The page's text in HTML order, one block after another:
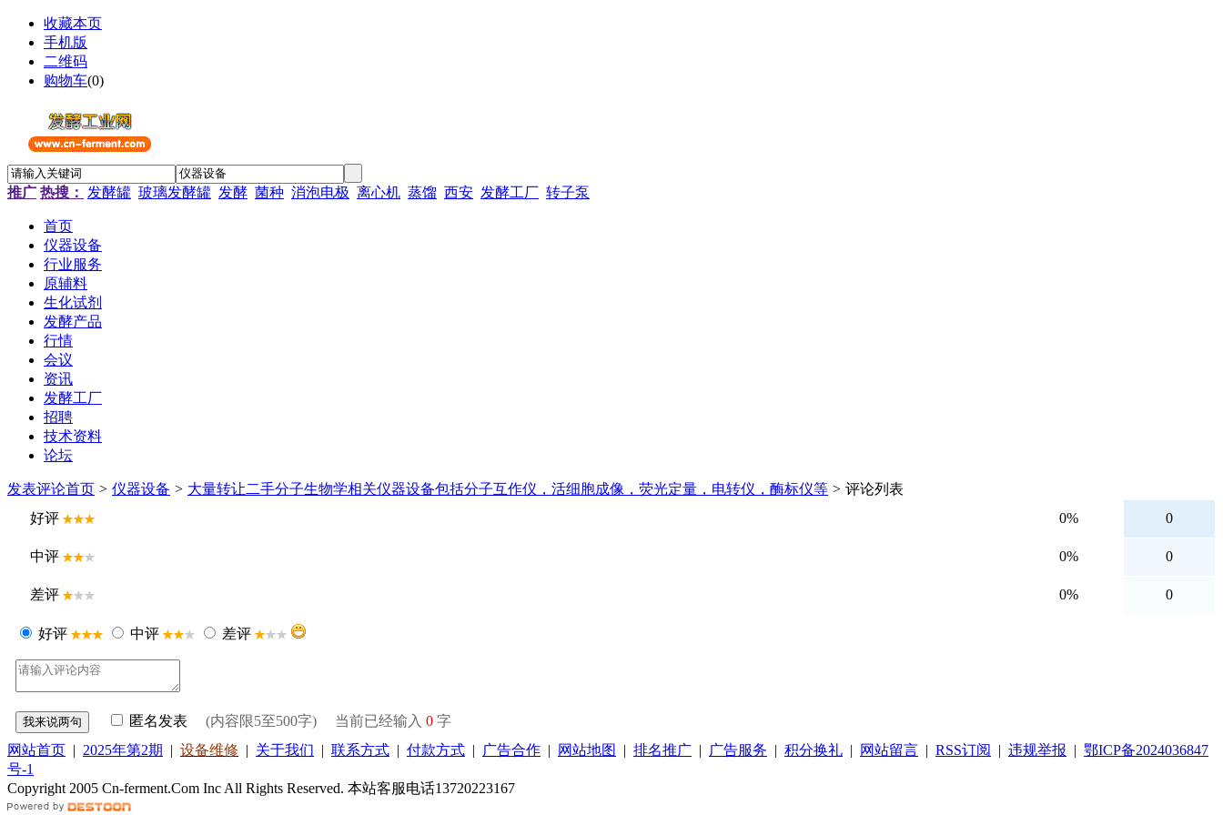
收藏本页
手机版
二维码
购物车(0)
推广 热搜： 发酵罐 玻璃发酵罐 发酵 菌种 消泡电极 离心机 蒸馏 西安 发酵工厂 转子泵
首页
仪器设备
行业服务
原辅料
生化试剂
发酵产品
行情
会议
资讯
发酵工厂
招聘
技术资料
论坛
发表评论首页 > 仪器设备 > 大量转让二手分子生物学相关仪器设备包括分子互作仪，活细胞成像，荧光定量，电转仪，酶标仪等 > 评论列表
好评
0% 0
中评 0% 0
差评 0% 0
好评 中评 差评
匿名发表 (内容限5至500字) 当前已经输入 0 字
网站首页 | 2025年第2期 | 设备维修 | 关于我们 | 联系方式 | 付款方式 | 广告合作 | 网站地图 | 排名推广 | 广告服务 | 积分换礼 | 网站留言 | RSS订阅 | 违规举报 | 鄂ICP备2024036847
号-1
Copyright 2005 Cn-ferment.Com Inc All Rights Reserved. 本站客服电话13720223167